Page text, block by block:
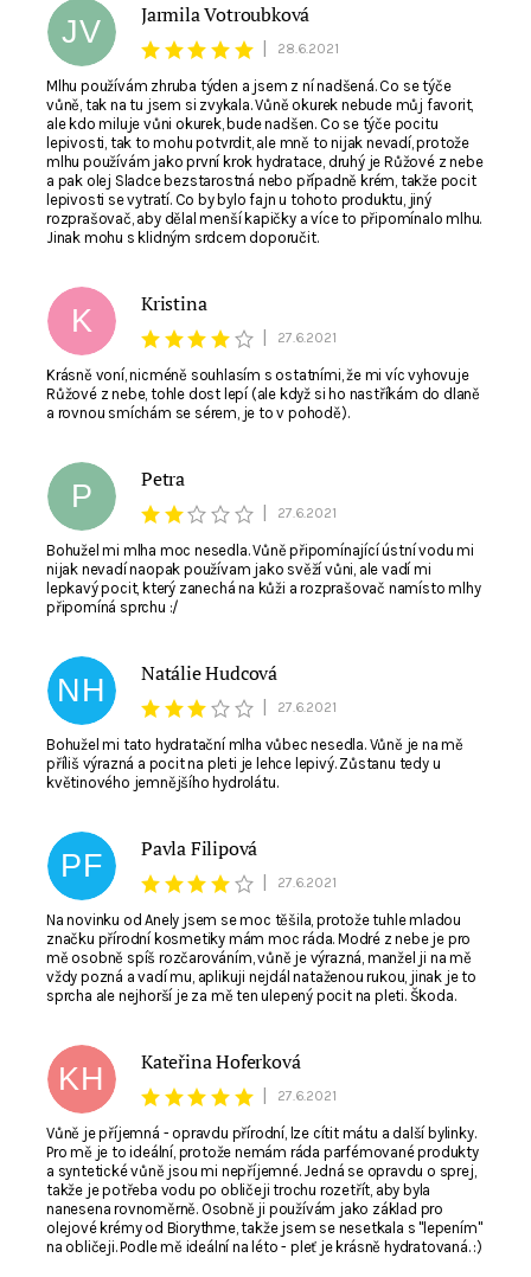
JV
Jarmila Votroubková
28.6.2021
Mlhu používám zhruba týden a jsem z ní nadšená. Co se týče
vůně, tak na tu jsem si zvykala. Vůně okurek nebude můj favorit,
ale kdo miluje vůni okurek, bude nadšen. Co se týče pocitu
lepivosti, tak to mohu potvrdit, ale mně to nijak nevadí, protože
mlhu používám jako první krok hydratace, druhý je Růžové z nebe
a pak olej Sladce bezstarostná nebo případně krém, takže pocit
lepivosti se vytratí. Co by bylo fajn u tohoto produktu, jiný
rozprašovač, aby dělal menší kapičky a více to připomínalo mlhu.
Jinak mohu s klidným srdcem doporučit.
K
Kristina
27.6.2021
Krásně voní, nicméně souhlasím s ostatními, že mi víc vyhovuje
Růžové z nebe, tohle dost lepí (ale když si ho nastříkám do dlaně
a rovnou smíchám se sérem, je to v pohodě).
P
Petra
27.6.2021
Bohužel mi mlha moc nesedla. Vůně připomínající ústní vodu mi
nijak nevadí naopak používam jako svěží vůni, ale vadí mi
lepkavý pocit, který zanechá na kůži a rozprašovač namísto mlhy
připomíná sprchu :/
NH
Natálie Hudcová
27.6.2021
Bohužel mi tato hydratační mlha vůbec nesedla. Vůně je na mě
příliš výrazná a pocit na pleti je lehce lepivý. Zůstanu tedy u
květinového jemnějšího hydrolátu.
PF
Pavla Filipová
27.6.2021
Na novinku od Anely jsem se moc těšila, protože tuhle mladou
značku přírodní kosmetiky mám moc ráda. Modré z nebe je pro
mě osobně spíš rozčarováním, vůně je výrazná, manžel ji na mě
vždy pozná a vadí mu, aplikuji nejdál nataženou rukou, jinak je to
sprcha ale nejhorší je za mě ten ulepený pocit na pleti. Škoda.
KH
Kateřina Hoferková
27.6.2021
Vůně je příjemná - opravdu přírodní, lze cítit mátu a další bylinky.
Pro mě je to ideální, protože nemám ráda parfémované produkty
a syntetické vůně jsou mi nepříjemné. Jedná se opravdu o sprej,
takže je potřeba vodu po obličeji trochu rozetřít, aby byla
nanesena rovnoměrně. Osobně ji používám jako základ pro
olejové krémy od Biorythme, takže jsem se nesetkala s "lepením"
na obličeji. Podle mě ideální na léto - pleť je krásně hydratovaná. :)